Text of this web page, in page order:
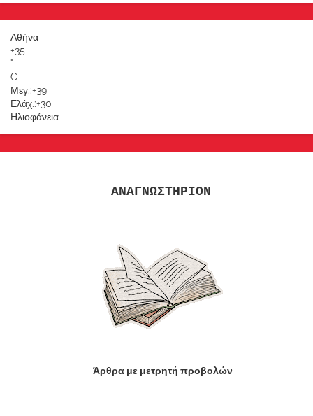
Αθήνα
+35
°
C
Μεγ.:+39
Ελάχ.:+30
Ηλιοφάνεια
ΑΝΑΓΝΩΣΤΗΡΙΟΝ
Άρθρα με μετρητή προβολών